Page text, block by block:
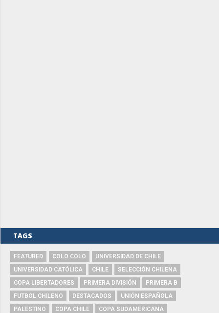
TAGS
FEATURED COLO COLO
UNIVERSIDAD DE CHILE
UNIVERSIDAD CATÓLICA
CHILE
SELECCIÓN CHILENA
COPA LIBERTADORES
PRIMERA DIVISIÓN
PRIMERA B
FUTBOL CHILENO
DESTACADOS
UNIÓN ESPAÑOLA
PALESTINO
COPA CHILE
COPA SUDAMERICANA